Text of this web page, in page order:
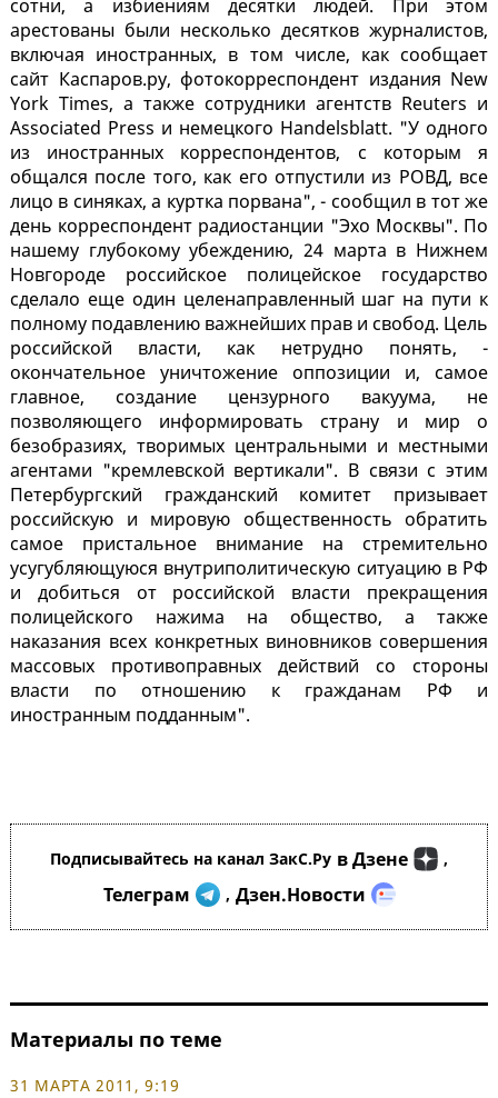
сотни, а избиениям десятки людей. При этом
арестованы были несколько десятков журналистов,
включая иностранных, в том числе, как сообщает
сайт Каспаров.ру, фотокорреспондент издания New
York Times, а также сотрудники агентств Reuters и
Associated Press и немецкого Handelsblatt. "У одного
из иностранных корреспондентов, с которым я
общался после того, как его отпустили из РОВД, все
лицо в синяках, а куртка порвана", - сообщил в тот же
день корреспондент радиостанции "Эхо Москвы". По
нашему глубокому убеждению, 24 марта в Нижнем
Новгороде российское полицейское государство
сделало еще один целенаправленный шаг на пути к
полному подавлению важнейших прав и свобод. Цель
российской власти, как нетрудно понять, -
окончательное уничтожение оппозиции и, самое
главное, создание цензурного вакуума, не
позволяющего информировать страну и мир о
безобразиях, творимых центральными и местными
агентами "кремлевской вертикали". В связи с этим
Петербургский гражданский комитет призывает
российскую и мировую общественность обратить
самое пристальное внимание на стремительно
усугубляющуюся внутриполитическую ситуацию в РФ
и добиться от российской власти прекращения
полицейского нажима на общество, а также
наказания всех конкретных виновников совершения
массовых противоправных действий со стороны
власти по отношению к гражданам РФ и
иностранным подданным".
Подписывайтесь на канал ЗакС.Ру в Дзене ,
Телеграм , Дзен.Новости
Материалы по теме
31 МАРТА 2011, 9:19